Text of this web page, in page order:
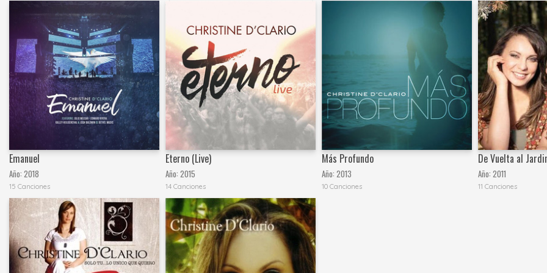
Emanuel
Año:2018
15 Canciones
Eterno (Live)
Año:2015
14 Canciones
Más Profundo
Año:2013
10 Canciones
De Vuelta al
Año:2011
11 Canciones